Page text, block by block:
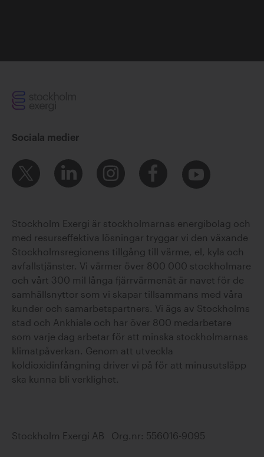
Sociala medier
Stockholm Exergi är stockholmarnas energibolag och
med resurseffektiva lösningar tryggar vi den växande
Stockholmsregionens tillgång till värme, el, kyla och
avfallstjänster. Vi värmer över 800 000 stockholmare
och vårt 300 mil långa fjärrvärmenät är navet för de
samhällsnyttor som vi skapar tillsammans med våra
kunder och samarbetspartners. Vi ägs av Stockholms
stad och Ankhiale och har över 800 medarbetare
som varje dag arbetar för att minska stockholmarnas
klimatpåverkan. Genom att utveckla
koldioxidinfångning driver vi på för att minusutsläpp
ska kunna bli verklighet.
Stockholm Exergi AB Org.nr: 556016-9095